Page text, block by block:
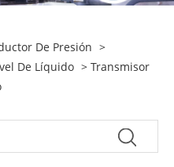
De Presión >
De Líquido > Transmisor